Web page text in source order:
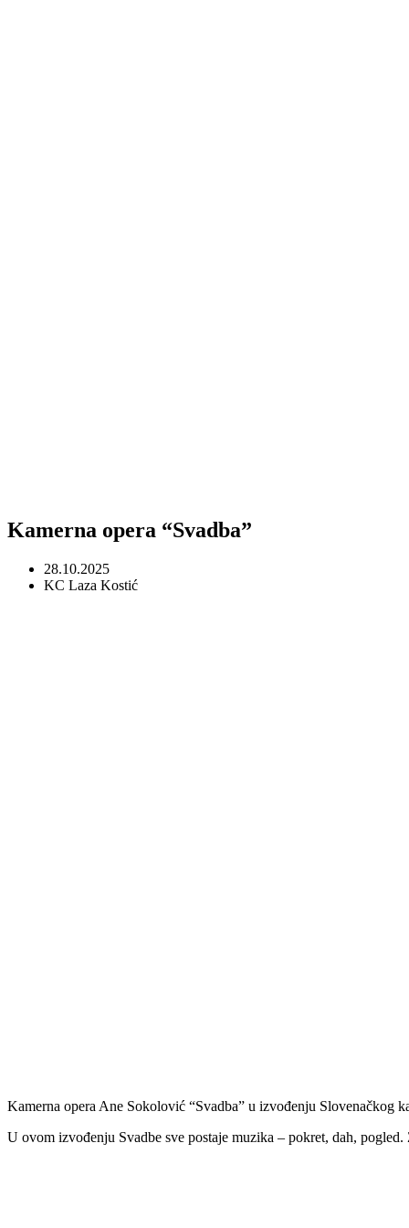
Kamerna opera “Svadba”
28.10.2025
KC Laza Kostić
Kamerna opera Ane Sokolović “Svadba” u izvođenju Slovenačkog
U ovom izvođenju Svadbe sve postaje muzika – pokret, dah,